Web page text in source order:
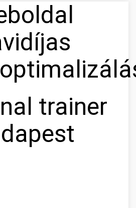
trainer